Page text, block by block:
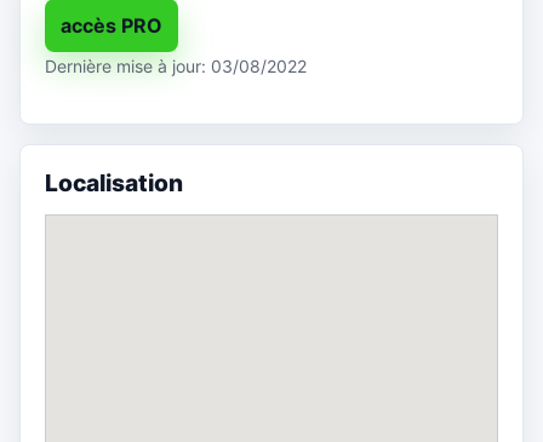
accès PRO
Dernière mise à jour: 03/08/2022
Localisation